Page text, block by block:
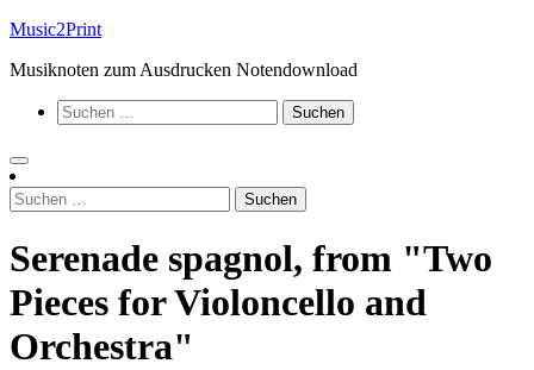
Zum
springen
Music2Print
Musiknoten zum Ausdrucken Notendownload
Suchen
nach:
Suchen
nach:
Serenade spagnol, from "Two
Pieces for Violoncello and
Orchestra"